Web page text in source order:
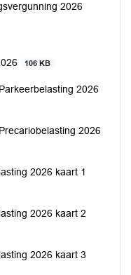
2026
106 KB
2026
2026
2026 kaart 1
2026 kaart 2
2026 kaart 3